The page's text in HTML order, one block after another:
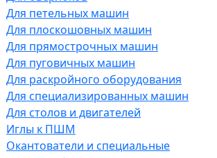
Для петельных машин
Для плоскошовных машин
Для прямострочных машин
Для пуговичных машин
Для раскройного оборудования
Для специализированных машин
Для столов и двигателей
Иглы к ПШМ
Окантователи и специальные